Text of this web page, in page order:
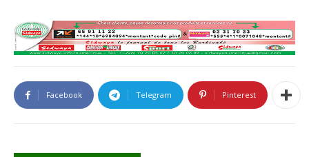
Facebook Telegram Pinterest